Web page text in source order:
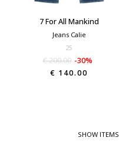
7 For All Mankind
Jeans Calie
25
€ 200.00 -30%
€ 140.00
SHOW ITEMS